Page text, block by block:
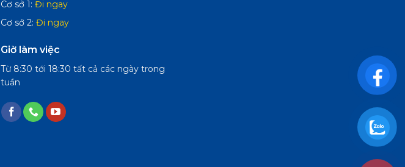
Cơ sở 1: Đi ngay
Cơ sở 2: Đi ngay
Giờ làm việc
Từ 8:30 tới 18:30 tất cả các ngày trong
tuần